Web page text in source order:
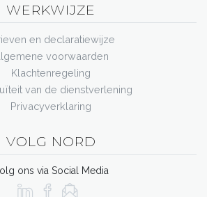
WERKWIJZE
en declaratiewijze
voorwaarden
Klachtenregeling
van de dienstverlening
Privacyverklaring
VOLG NORD
ons via Social Media